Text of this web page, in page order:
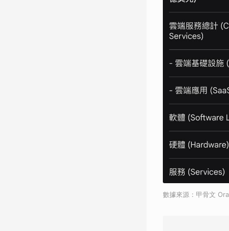
數據來源：甲骨文